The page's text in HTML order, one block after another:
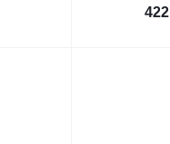
422